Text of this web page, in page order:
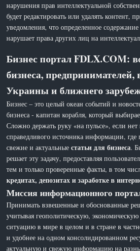
нарушения прав интеллектуальной
будет редактировать или удалять контент,
уведомления, что определенное
нарушает права других лиц на
Бизнес портал FDLX.COM:
бизнеса, предпринимателей,
Украины и ближнего
Бизнес – это целый океан событий и
бизнеса - капитан корабля, который
Сложно держать руку «на пульсе», если нет
справедливого источника информации, где
свежие и актуальныестатьи для бизнеса.
решает эту задачу, предоставляя
тем и только проверенные факты, в том
кредитах, депозитах и заработке в
Миссия информационного
Принимать взвешенные и обоснованные
учитывая геополитическую,
ситуацию в мире в целом и в стране в
и удобнее на одном консолидированном
актуальную и свежую информацию на